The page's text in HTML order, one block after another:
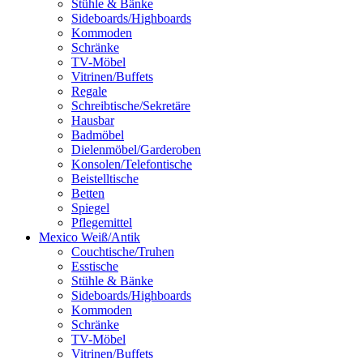
Stühle & Bänke
Sideboards/Highboards
Kommoden
Schränke
TV-Möbel
Vitrinen/Buffets
Regale
Schreibtische/Sekretäre
Hausbar
Badmöbel
Dielenmöbel/Garderoben
Konsolen/Telefontische
Beistelltische
Betten
Spiegel
Pflegemittel
Mexico Weiß/Antik
Couchtische/Truhen
Esstische
Stühle & Bänke
Sideboards/Highboards
Kommoden
Schränke
TV-Möbel
Vitrinen/Buffets